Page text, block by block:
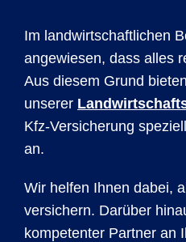
Im landwirtschaftlichen
angewiesen, dass alles
Aus diesem Grund
unserer
Kfz-Versicherung
an.
Wir helfen Ihnen dabei,
versichern. Darüber
kompetenter Partner an